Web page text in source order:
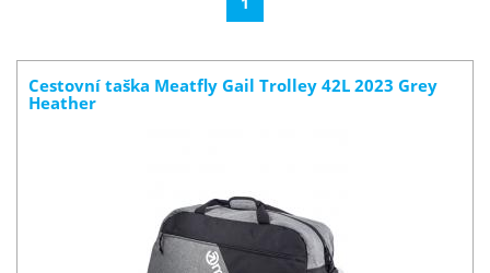
Cestovní taška Meatfly Gail Trolley 42L 2023 Grey
Heather